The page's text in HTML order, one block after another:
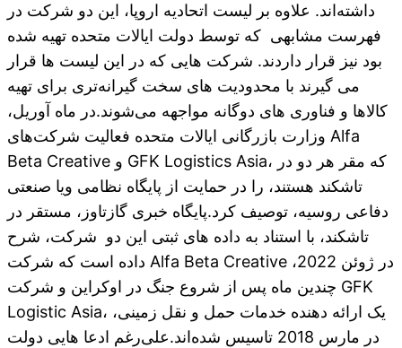
داشته‌اند. علاوه بر لیست اتحادیه اروپا، این دو شرکت در
فهرست مشابهی که توسط دولت ایالات متحده تهیه شده
بود نیز قرار داردند. شرکت هایی که در این لیست ها قرار
می گیرند با محدودیت های سخت گیرانه‌تری برای تهیه
کالاها و فناوری های دوگانه مواجهه می‌شوند.در ماه آوریل،
وزارت بازرگانی ایالات متحده فعالیت‌ شرکت‌های Alfa
Beta Creative و GFK Logistics Asia، که مقر هر دو در
تاشکند هستند، را در حمایت از پایگاه نظامی ویا صنعتی
دفاعی روسیه، توصیف کرد.پایگاه خبری گازتاوز، مستقر در
تاشکند، با استناد به داده های ثبتی این دو شرکت، شرح
داده است که شرکت Alfa Beta Creative در ژوئن 2022،
چندین ماه پس از شروع جنگ در اوکراین و شرکت GFK
Logistic Asia، یک ارائه دهنده خدمات حمل و نقل زمینی،
در مارس 2018 تاسیس شده‌اند.علی‌رغم ادعا هایی دولت